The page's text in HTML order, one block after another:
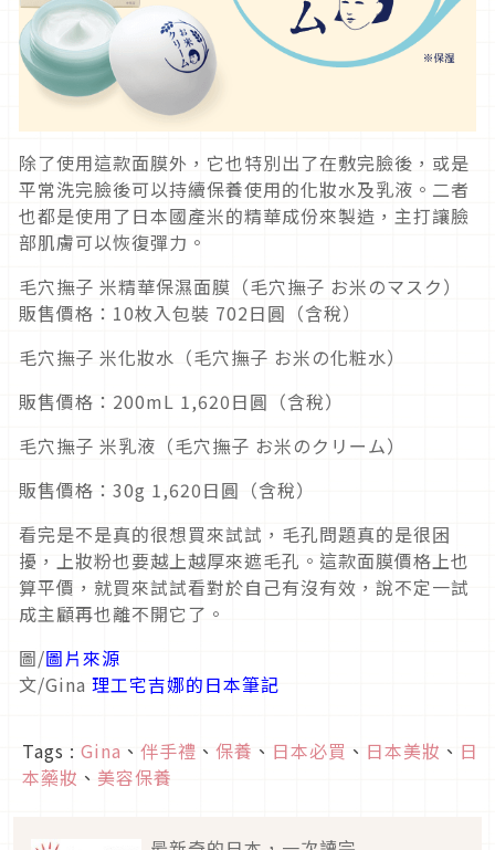
除了使用這款面膜外，它也特別出了在敷完臉後，或是
平常洗完臉後可以持續保養使用的化妝水及乳液。二者
也都是使用了日本國產米的精華成份來製造，主打讓臉
部肌膚可以恢復彈力。
毛穴撫子 米精華保濕面膜（毛穴撫子 お米のマスク）
販售價格：10枚入包裝 702日圓（含稅）
毛穴撫子 米化妝水（毛穴撫子 お米の化粧水）
販售價格：200mL 1,620日圓（含稅）
毛穴撫子 米乳液（毛穴撫子 お米のクリーム）
販售價格：30g 1,620日圓（含稅）
看完是不是真的很想買來試試，毛孔問題真的是很困
擾，上妝粉也要越上越厚來遮毛孔。這款面膜價格上也
算平價，就買來試試看對於自己有沒有效，說不定一試
成主顧再也離不開它了。
圖/圖片來源
文/Gina 理工宅吉娜的日本筆記
Tags : Gina 、 伴手禮 、 保養 、 日本必買 、 日本美妝 、 日
本藥妝 、 美容保養